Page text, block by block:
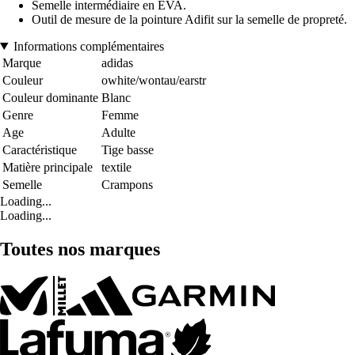
Semelle intermédiaire en EVA.
Outil de mesure de la pointure Adifit sur la semelle de propreté.
Informations complémentaires
Marque
adidas
Couleur
owhite/wontau/earstr
Couleur dominante Blanc
Genre
Femme
Age
Adulte
Caractéristique
Tige basse
Matière principale
textile
Semelle
Crampons
Loading...
Loading...
Toutes nos marques